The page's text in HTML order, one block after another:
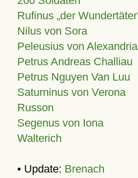
Rufinus „der
Nilus von Sora
Peleusius von Alexandria
Petrus Andreas Challiau
Petrus Nguyen Van Luu
Saturninus von Verona
Russon
Segenus von Iona
Walterich
• Update: Brenach